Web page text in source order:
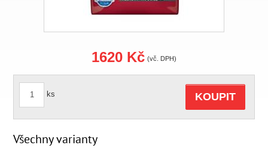
1620 Kč (vč. DPH)
ks KOUPIT
Všechny varianty